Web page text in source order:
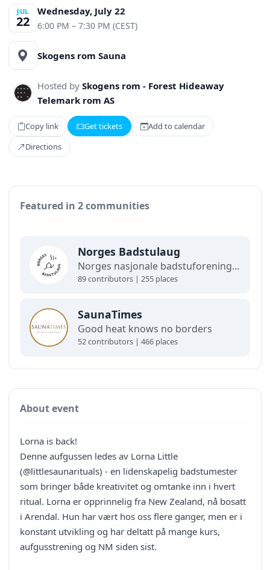
JUL
22
Wednesday, July 22
6:00 PM – 7:30 PM (CEST)
Skogens rom Sauna
Hosted by Skogens rom - Forest Hideaway
Telemark rom AS
Copy link Get tickets
Add to calendar
Directions
Featured in 2 communities
Norges Badstulaug
Norges nasjonale badstuforening, åpen for bedrifter, foreninger og folk. Norges Badstulaug står bak det offisielle badstukartet, og medlemmer får gode rabatter.
89 contributors | 255 places
SaunaTimes
Good heat knows no borders
52 contributors | 466 places
About event
Lorna is back!
Denne aufgussen ledes av Lorna Little
(@littlesaunarituals) - en lidenskapelig badstumester
som bringer både kreativitet og omtanke inn i hvert
ritual. Lorna er opprinnelig fra New Zealand, nå bosatt
i Arendal. Hun har vært hos oss flere ganger, men er i
konstant utvikling og har deltatt på mange kurs,
aufgusstrening og NM siden sist.